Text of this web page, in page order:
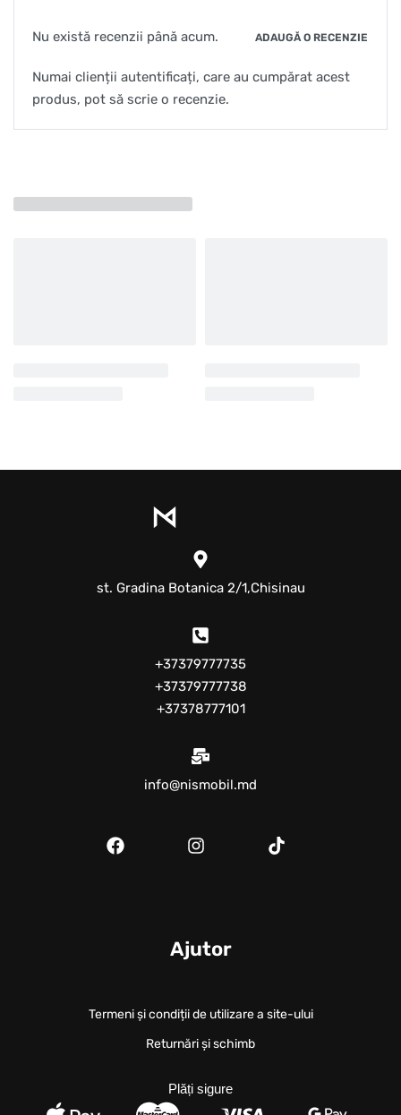
Nu există recenzii până acum. ADAUGĂ O RECENZIE
Numai clienții autentificați, care au cumpărat acest
produs, pot să scrie o recenzie.
st. Gradina Botanica 2/1,Chisinau
+37379777735
+37379777738
+37378777101
info@nismobil.md
Ajutor
Termeni și condiții de utilizare a site-ului
Returnări și schimb
Plăți sigure